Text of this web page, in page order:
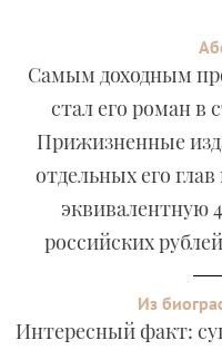
Самым доходным
стал его роман в
Прижизненные
отдельных его
эквивалентную
российских
Из
Интересный факт: